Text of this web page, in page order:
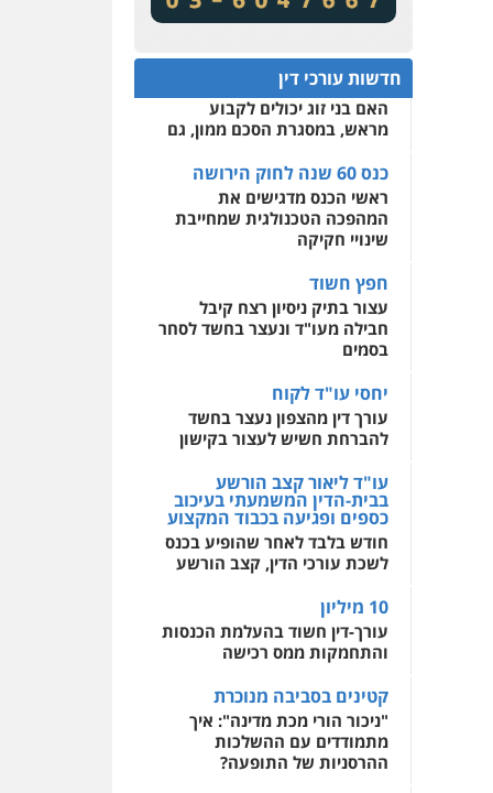
שירותים מקצועיים לעורכי
דין
0522508109
אחסון אתרים
מהירות הגנה גיבוי
לעורכי דין
מרכז התחלה חדשה
שירותים מקצועיים לעורכי
דין
0544500346
חדשות עורכי דין
מע"מ ומוסדות ללא כוונת רווח
המתח שבין חוק יחסי ממון
לבין חוק הירושה
האם בני זוג יכולים לקבוע
מראש, במסגרת הסכם ממון, גם
כנס 60 שנה לחוק הירושה
ראשי הכנס מדגישים את
המהפכה הטכנולגית שמחייבת
שינויי חקיקה
חפץ חשוד
עצור בתיק ניסיון רצח קיבל
חבילה מעו"ד ונעצר בחשד לסחר
בסמים
יחסי עו"ד לקוח
עורך דין מהצפון נעצר בחשד
להברחת חשיש לעצור בקישון
עו"ד ליאור קצב הורשע
בבית-הדין המשמעתי בעיכוב
כספים ופגיעה בכבוד המקצוע
חודש בלבד לאחר שהופיע בכנס
לשכת עורכי הדין, קצב הורשע
10 מיליון
עורך-דין חשוד בהעלמת הכנסות
והתחמקות ממס רכישה
קטינים בסביבה מנוכרת
"ניכור הורי מכת מדינה": איך
מתמודדים עם ההשלכות
ההרסניות של התופעה?